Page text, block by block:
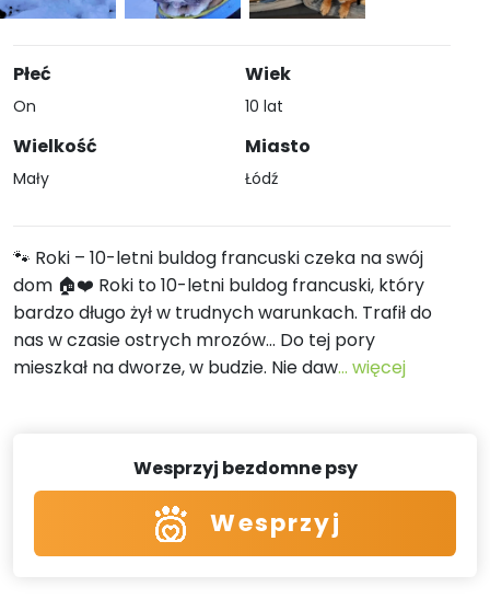
Płeć
On
Wielkość
Mały
Wiek
10 lat
Miasto
Łódź
🐾 Roki – 10-letni buldog francuski czeka na swój
dom 🏠❤️ Roki to 10-letni buldog francuski, który
bardzo długo żył w trudnych warunkach. Trafił do
nas w czasie ostrych mrozów… Do tej pory
mieszkał na dworze, w budzie. Nie daw... więcej
Wesprzyj bezdomne psy
Wesprzyj